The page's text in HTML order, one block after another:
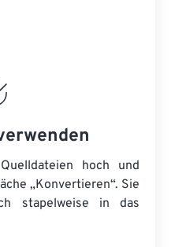
hoch und
„Konvertieren“. Sie
stapelweise in das